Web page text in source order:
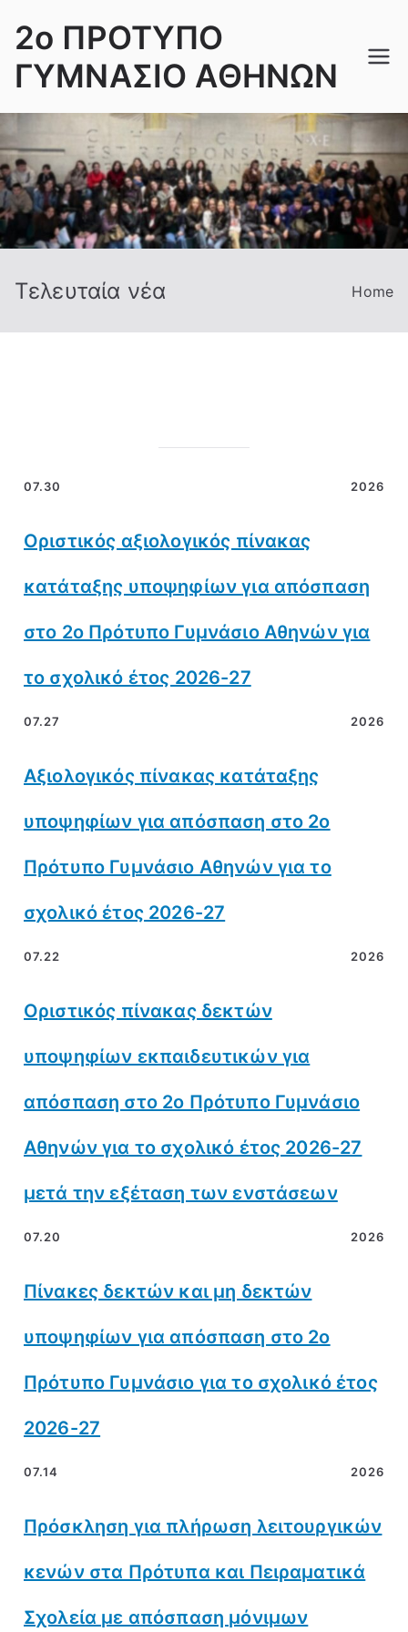
content
2ο ΠΡΟΤΥΠΟ
ΓΥΜΝΑΣΙΟ ΑΘΗΝΩΝ
Τελευταία νέα Home
07.30 2026
Οριστικός αξιολογικός πίνακας
κατάταξης υποψηφίων για απόσπαση
στο 2ο Πρότυπο Γυμνάσιο Αθηνών για
το σχολικό έτος 2026-27
07.27 2026
Αξιολογικός πίνακας κατάταξης
υποψηφίων για απόσπαση στο 2ο
Πρότυπο Γυμνάσιο Αθηνών για το
σχολικό έτος 2026-27
07.22 2026
Οριστικός πίνακας δεκτών
υποψηφίων εκπαιδευτικών για
απόσπαση στο 2ο Πρότυπο Γυμνάσιο
Αθηνών για το σχολικό έτος 2026-27
μετά την εξέταση των ενστάσεων
07.20 2026
Πίνακες δεκτών και μη δεκτών
υποψηφίων για απόσπαση στο 2ο
Πρότυπο Γυμνάσιο για το σχολικό έτος
2026-27
07.14 2026
Πρόσκληση για πλήρωση λειτουργικών
κενών στα Πρότυπα και Πειραματικά
Σχολεία με απόσπαση μόνιμων